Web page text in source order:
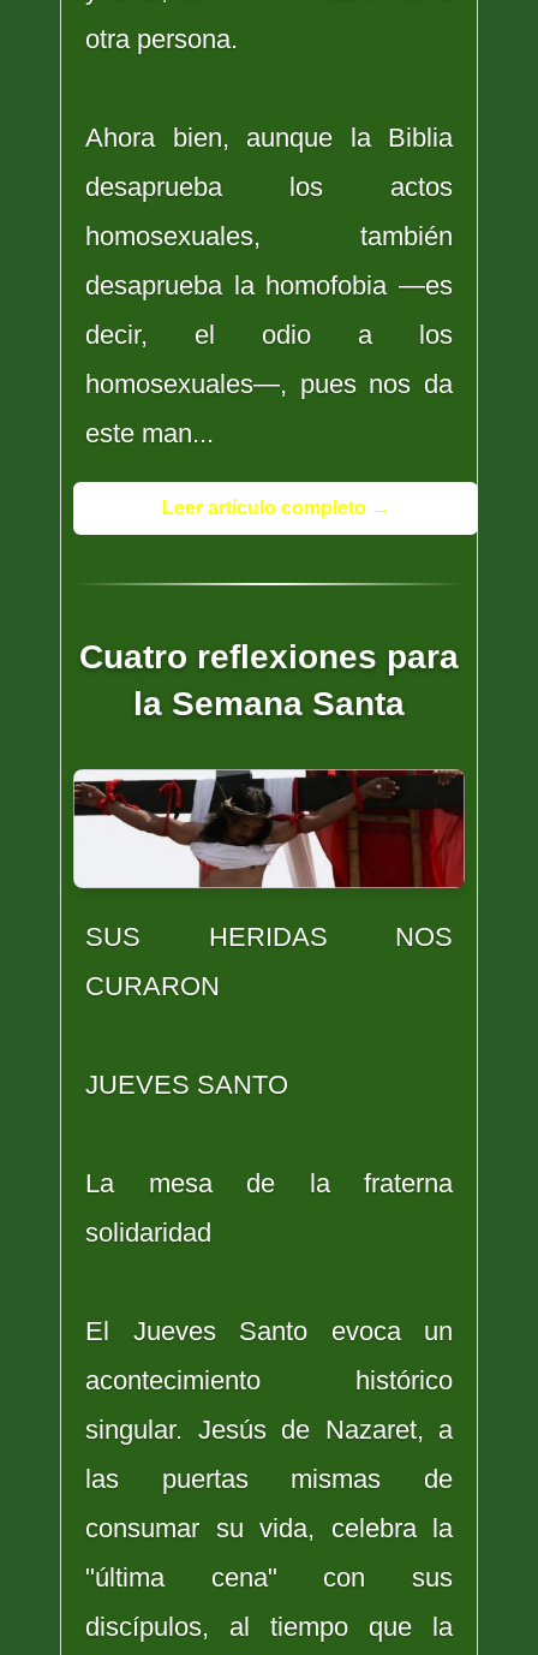
otra persona.
Ahora bien, aunque la Biblia
desaprueba los actos
homosexuales, también
desaprueba la homofobia —es
decir, el odio a los
homosexuales—, pues nos da
este man...
Leer artículo completo →
Cuatro reflexiones para
la Semana Santa
SUS HERIDAS NOS
CURARON
JUEVES SANTO
La mesa de la fraterna
solidaridad
El Jueves Santo evoca un
acontecimiento histórico
singular. Jesús de Nazaret, a
las puertas mismas de
consumar su vida, celebra la
"última cena" con sus
discípulos, al tiempo que la